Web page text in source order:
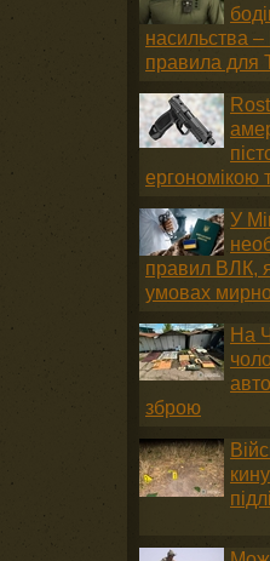
насильства –
правила для
ергономікою
У
правил ВЛК,
умовах
На
зброю